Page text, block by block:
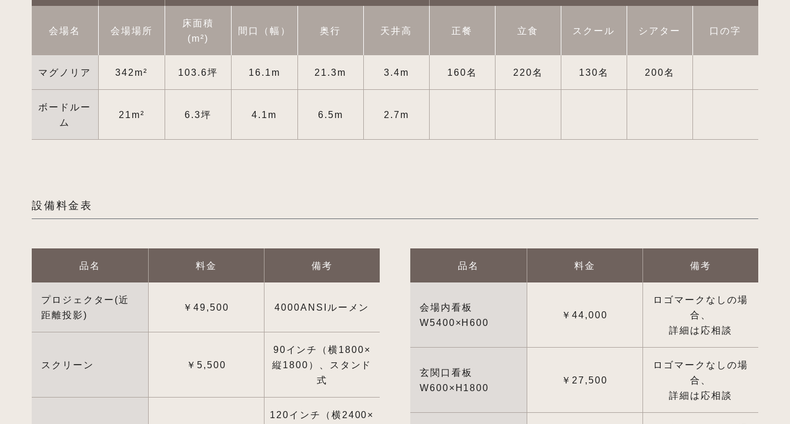
会場名 会場場所
床面積
(m²)
間口（幅） 奥行 天井高 正餐 立食 スクール シアター 口の字
マグノリア 342m² 103.6坪 16.1m 21.3m 3.4m 160名 220名 130名 200名
ボードルー
ム
21m² 6.3坪 4.1m 6.5m 2.7m
設備料金表
品名 料金 備考
プロジェクター(近
距離投影)
￥49,500 4000ANSIルーメン
スクリーン ￥5,500
90インチ（横1800×
縦1800）、スタンド
式
120インチ（横2400×
品名 料金 備考
会場内看板
W5400×H600
￥44,000
ロゴマークなしの場
合、
詳細は応相談
玄関口看板
W600×H1800
￥27,500
ロゴマークなしの場
合、
詳細は応相談